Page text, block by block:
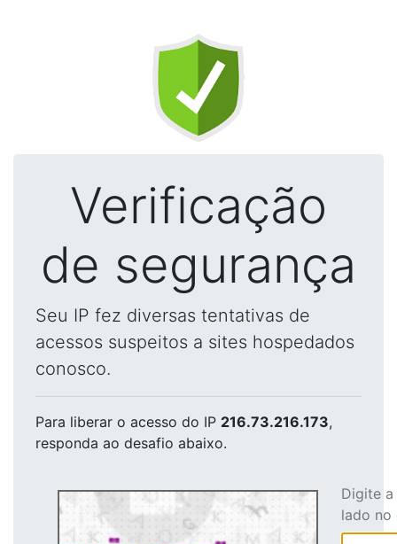
Verificação
de segurança
Seu IP fez diversas tentativas de
acessos suspeitos a sites hospedados
conosco.
Para liberar o acesso do IP 216.73.216.173,
responda ao desafio abaixo.
Digite
lado no